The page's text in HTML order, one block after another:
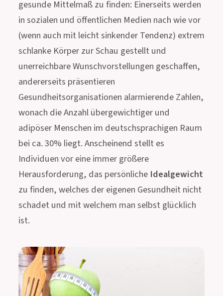
gesunde Mittelmaß zu finden: Einerseits werden
in sozialen und öffentlichen Medien nach wie vor
(wenn auch mit leicht sinkender Tendenz) extrem
schlanke Körper zur Schau gestellt und
unerreichbare Wunschvorstellungen geschaffen,
andererseits präsentieren
Gesundheitsorganisationen alarmierende Zahlen,
wonach die Anzahl übergewichtiger und
adipöser Menschen im deutschsprachigen Raum
bei ca. 30% liegt. Anscheinend stellt es
Individuen vor eine immer größere
Herausforderung, das persönliche Idealgewicht
zu finden, welches der eigenen Gesundheit nicht
schadet und mit welchem man selbst glücklich
ist.